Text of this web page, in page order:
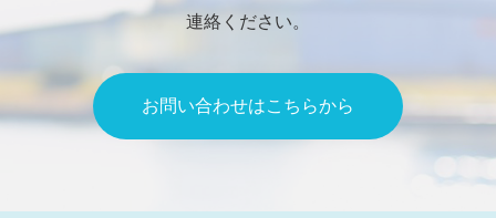
連絡ください。
お問い合わせはこちらから